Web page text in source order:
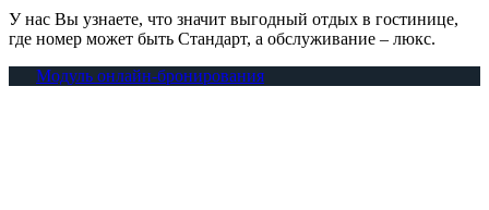
У нас Вы узнаете, что значит выгодный отдых в гостинице,
где номер может быть Стандарт, а обслуживание – люкс.
Модуль онлайн-бронирования